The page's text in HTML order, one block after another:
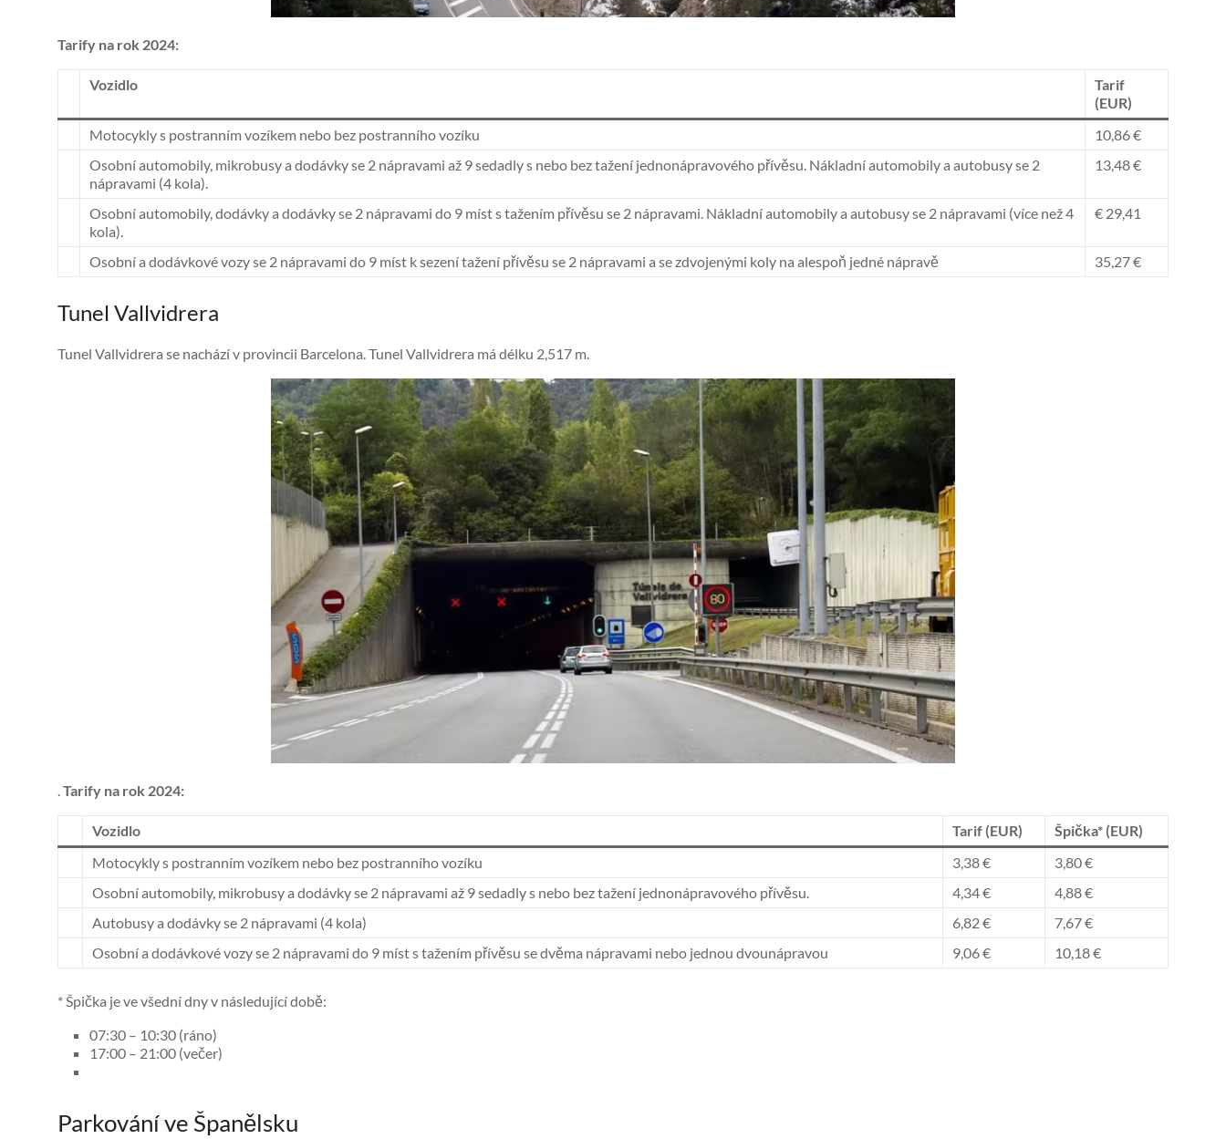
Tarify na rok 2024:
Vozidlo
Tarif
(EUR)
Motocykly s postranním vozíkem nebo bez postranního vozíku
10,86 €
Osobní automobily, mikrobusy a dodávky se 2 nápravami až 9 sedadly s nebo bez tažení jednonápravového přívěsu. Nákladní automobily a autobusy se 2
nápravami (4 kola).
13,48 €
Osobní automobily, dodávky a dodávky se 2 nápravami do 9 míst s tažením přívěsu se 2 nápravami. Nákladní automobily a autobusy se 2 nápravami (více než 4
kola).
€ 29,41
Osobní a dodávkové vozy se 2 nápravami do 9 míst k sezení tažení přívěsu se 2 nápravami a se zdvojenými koly na alespoň jedné nápravě 35,27 €
Tunel Vallvidrera
Tunel Vallvidrera se nachází v provincii Barcelona. Tunel Vallvidrera má délku 2,517 m.
Tarify na rok 2024:
Vozidlo Tarif (EUR)
Špička* (EUR)
Motocykly s postranním vozíkem nebo bez postranního vozíku
3,38 €
3,80 €
Osobní automobily, mikrobusy a dodávky se 2 nápravami až 9 sedadly s nebo bez tažení jednonápravového přívěsu.
4,34 €
4,88 €
Autobusy a dodávky se 2 nápravami (4 kola)
6,82 €
7,67 €
Osobní a dodávkové vozy se 2 nápravami do 9 míst s tažením přívěsu se dvěma nápravami nebo jednou dvounápravou
9,06 € 10,18 €
* Špička je ve všední dny v následující době:
07:30 – 10:30 (ráno)
17:00 – 21:00 (večer)
Parkování ve Španělsku